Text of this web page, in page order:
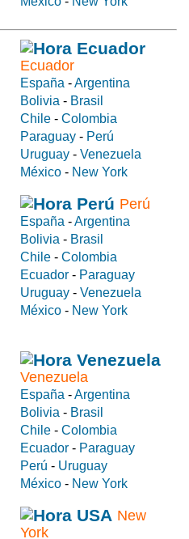
Ecuador
España -Argentina
Bolivia - Brasil
Chile - Colombia
Paraguay - Perú
Uruguay - Venezuela
México - New York
Perú
España -Argentina
Bolivia - Brasil
Chile - Colombia
Ecuador - Paraguay
Uruguay - Venezuela
México - New York
Venezuela
España -Argentina
Bolivia - Brasil
Chile - Colombia
Ecuador - Paraguay
Perú - Uruguay
México - New York
New
York